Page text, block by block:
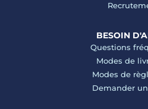
BESOIN
Questions
Modes de
Modes de
Demander